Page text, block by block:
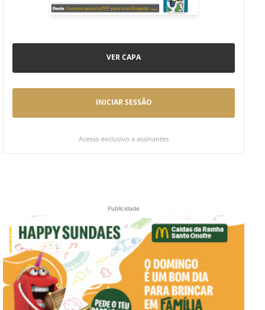
VER CAPA
INICIAR SESSÃO
Acesso exclusivo a assinantes
Publicidade